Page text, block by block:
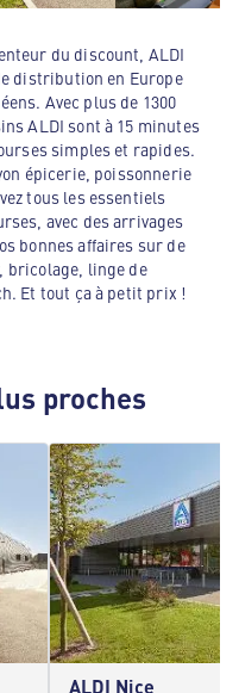
du discount, ALDI
distribution en Europe
Avec plus de 1300
ALDI sont à 15 minutes
simples et rapides.
épicerie, poissonnerie
tous les essentiels
avec des arrivages
bonnes affaires sur de
bricolage, linge de
Et tout ça à petit prix !
proches
ALDI Nice